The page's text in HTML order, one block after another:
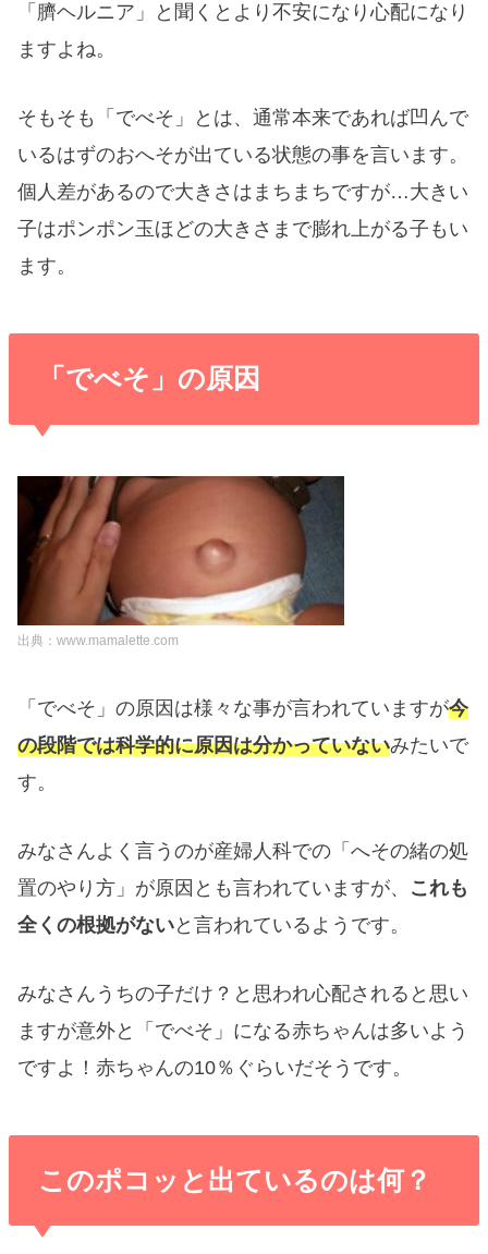
「臍ヘルニア」と聞くとより不安になり心配になり
ますよね。
そもそも「でべそ」とは、通常本来であれば凹んで
いるはずのおへそが出ている状態の事を言います。
個人差があるので大きさはまちまちですが…大きい
子はポンポン玉ほどの大きさまで膨れ上がる子もい
ます。
「でべそ」の原因
出典：www.mamalette.com
「でべそ」の原因は様々な事が言われていますが今
の段階では科学的に原因は分かっていないみたいで
す。
みなさんよく言うのが産婦人科での「へその緒の処
置のやり方」が原因とも言われていますが、 これも
全くの根拠がないと言われているようです。
みなさんうちの子だけ？と思われ心配されると思い
ますが意外と「でべそ」になる赤ちゃんは多いよう
ですよ！赤ちゃんの10％ぐらいだそうです。
このポコッと出ているのは何？